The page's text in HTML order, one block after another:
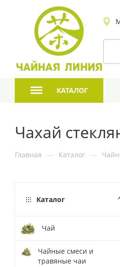
КАТАЛОГ
Чахай
Главная — Каталог —
Каталог
Чай
Чайные смеси и
травяные чаи